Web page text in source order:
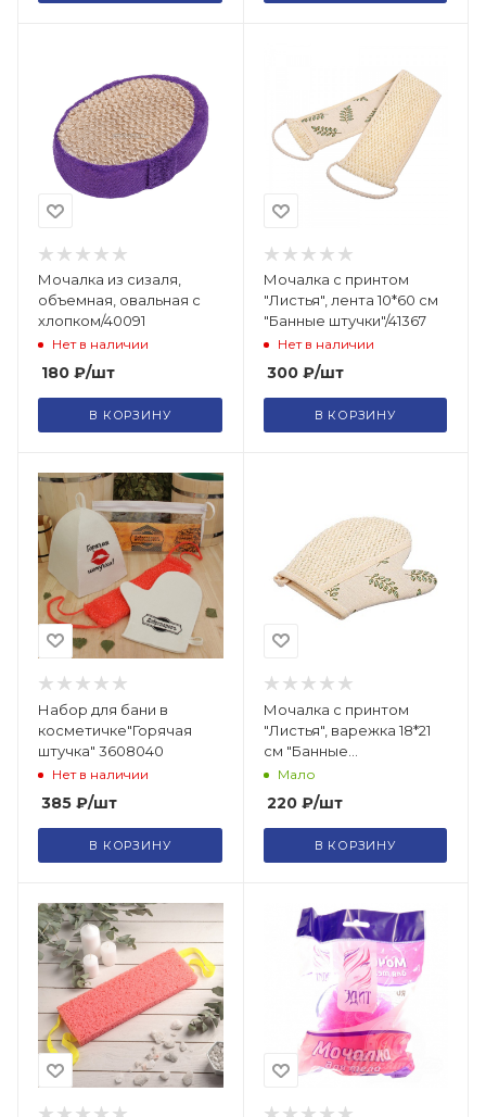
Мочалка из сизаля,
объемная, овальная с
хлопком/40091
Нет в наличии
180 ₽/шт
В КОРЗИНУ
Мочалка с принтом
"Листья", лента 10*60 см
"Банные штучки"/41367
Нет в наличии
300₽/шт
В КОРЗИНУ
Набор для бани в
косметичке"Горячая
штучка" 3608040
Нет в наличии
385 ₽/шт
В КОРЗИНУ
Мочалка с принтом
"Листья", варежка 18*21
см "Банные
штучки"/41366
Мало
220₽/шт
В КОРЗИНУ